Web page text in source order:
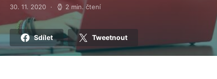
Posted on
30. 11. 2020 2 min. čtení
Sdílet Tweetnout